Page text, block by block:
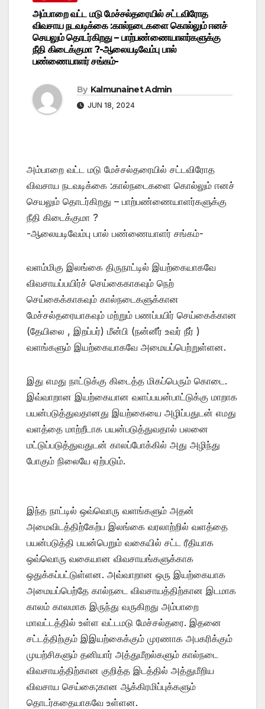
அம்பாறை வட்ட மடு மேச்சல்தரையில் சட்டவிரோத
விவசாய நடவடிக்கை :கால்நடைகளை கொல்லும் ஈனச்
செயலும் தொடர்கிறது – பாற்பண்ணையாளர்களுக்கு
நீதி கிடைக்குமா ?-ஆலையடிவேம்பு பால்
பண்ணையாளர் சங்கம்-
By Kalmunainet Admin
JUN 18, 2024
அம்பாறை வட்ட மடு மேச்சல்தரையில் சட்டவிரோத
விவசாய நடவடிக்கை :கால்நடைகளை கொல்லும் ஈனச்
செயலும் தொடர்கிறது – பாற்பண்ணையாளர்களுக்கு
நீதி கிடைக்குமா ?
-ஆலையடிவேம்பு பால் பண்ணையாளர் சங்கம்-
வளம்மிகு இலங்கை திருநாட்டில் இயற்கையாகவே
விவசாயப்பயிர்ச் செய்கைகாகவும் நெற்
செய்கைக்காகவும் கால்நடைகளுக்கான
மேச்சல்தரையாகவும் மற்றும் பணப்பயிர் செய்கைக்கான
(தேயிலை , இறப்பர்) மீன்பி (நன்னீர் உவர் நீர் )
வளங்களும் இயற்கையாகவே அமையப்பெற்றுள்ளன.
இது எமது நாட்டுக்கு கிடைத்த மிகப்பெரும் கொடை.
இவ்வாறான இயற்கையான வளப்பயன்பாட்டுக்கு மாறாக
பயன்படுத்துவதானது இயற்கையை அழிப்பதுடன் எமது
வளத்தை மாற்றீடாக பயன்படுத்துவதால் பலனை
மட்டுப்படுத்துவதுடன் காலப்போக்கில் அது அழிந்து
போகும் நிலையே ஏற்படும்.
இந்த நாட்டில் ஒவ்வொரு வளங்களும் அதன்
அமைவிடத்திற்கேற்ப இலங்கை வரலாற்றில் வளத்தை
பயன்படுத்தி பயன்பெறும் வகையில் சட்ட ரீதியாக
ஒவ்வொரு வகையான விவசாயங்களுக்காக
ஒதுக்கப்பட்டுள்ளன. அவ்வாறான ஒரு இயற்கையாக
அமையப்பெற்தே கால்நடை விவசாயத்திற்கான இடமாக
காலம் காலமாக இருந்து வருகிறது அம்பாறை
மாவட்டத்தில் உள்ள வட்டமடு மேச்சல்தரை. இதனை
சட்டத்திற்கும் இஇயற்கைக்கும் முரணாக அபகரிக்கும்
முயற்சிகளும் தனியார் அத்துமீறல்களும் கால்நடை
விவசாயத்திற்கான குறித்த இடத்தில் அத்துமீறிய
விவசாய செய்கை;கான ஆக்கிரமிப்புக்களும்
தொடர்கதையாகவே உள்ளன.